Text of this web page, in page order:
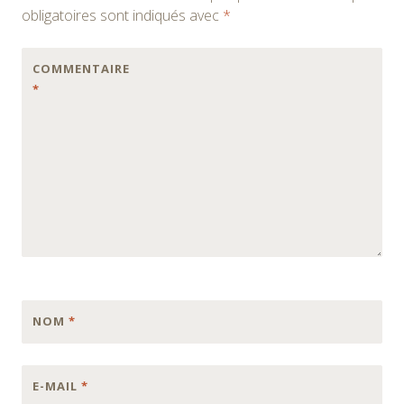
articles
obligatoires sont indiqués avec *
COMMENTAIRE
*
NOM *
E-MAIL *